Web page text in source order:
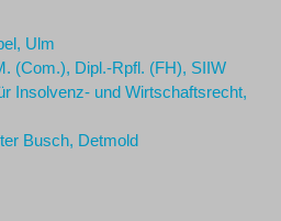
Ulm
(Com.), Dipl.-Rpfl. (FH), SIIW
Insolvenz- und Wirtschaftsrecht,
Busch, Detmold